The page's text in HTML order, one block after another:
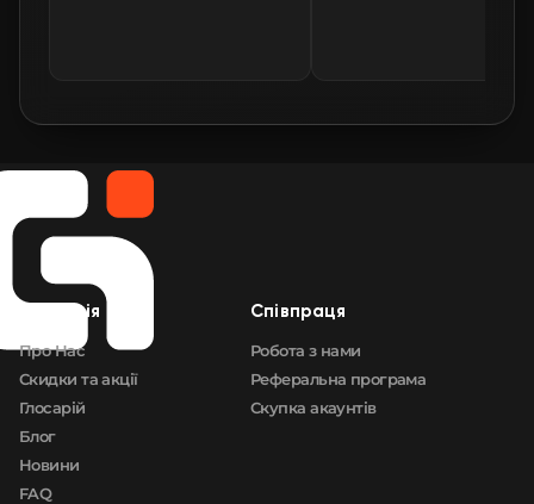
FN
Компанія
Про Нас
Скидки та акції
Глосарій
Блог
Новини
FAQ
Cпівпраця
Робота з нами
Реферальна програма
Скупка акаунтів